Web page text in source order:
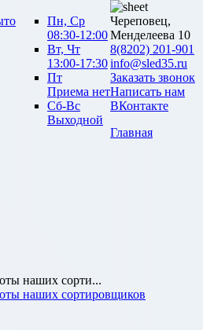
Пн, Ср
08:30-12:00
Вт, Чт
13:00-17:30
Пт
Приема нет
Сб-Вс
Выходной
Череповец,
Менделеева 10
8(8202) 201-901
info@sled35.ru
Заказать звонок
Написать нам
ВКонтакте
Главная
наших сорти...
наших сортировщиков